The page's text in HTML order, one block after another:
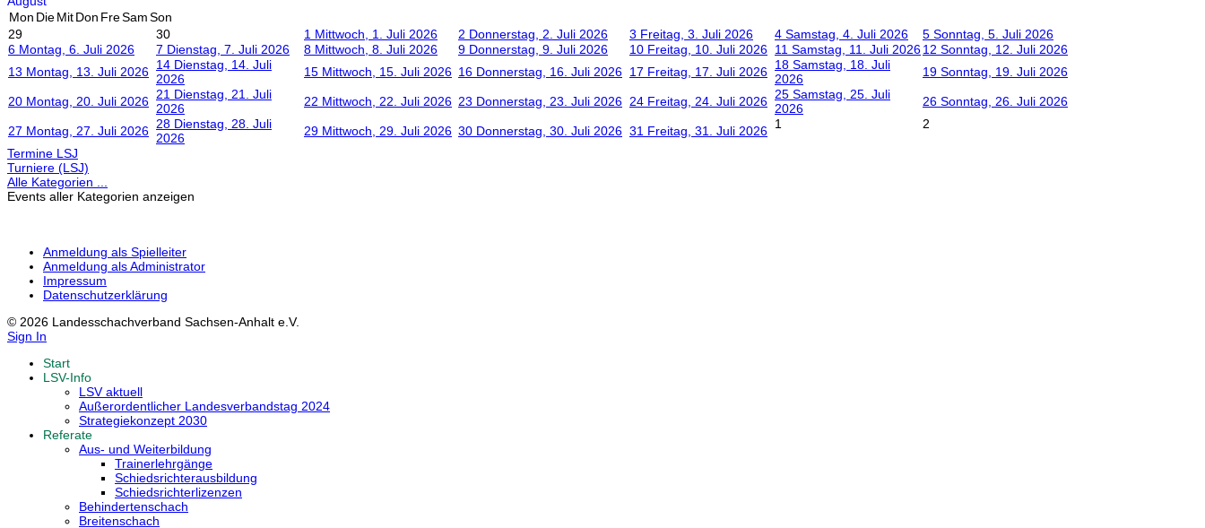
Mon DieMitDon FreSamSon
29
30 1 Mittwoch, 1. Juli 2026 2 Donnerstag, 2. Juli 2026 3 Freitag, 3. Juli 2026 4 Samstag, 4. Juli 2026 5 Sonntag, 5. Juli 2026
6 Montag, 6. Juli 2026 7 Dienstag, 7. Juli 2026 8 Mittwoch, 8. Juli 2026 9 Donnerstag, 9. Juli 2026 10 Freitag, 10. Juli 2026 11 Samstag, 11. Juli 202612 Sonntag, 12. Juli 2026
13 Montag, 13. Juli 2026 14 Dienstag, 14. Juli
2026
15 Mittwoch, 15. Juli 2026 16 Donnerstag, 16. Juli 2026 17 Freitag, 17. Juli 2026 18 Samstag, 18. Juli
2026
19 Sonntag, 19. Juli 2026
20 Montag, 20. Juli 2026 21 Dienstag, 21. Juli
2026
22 Mittwoch, 22. Juli 2026 23 Donnerstag, 23. Juli 2026 24 Freitag, 24. Juli 2026 25 Samstag, 25. Juli
2026
26 Sonntag, 26. Juli 2026
27 Montag, 27. Juli 2026 28 Dienstag, 28. Juli
2026
29 Mittwoch, 29. Juli 2026 30 Donnerstag, 30. Juli 2026 31 Freitag, 31. Juli 2026 1 2
Termine LSJ
Turniere (LSJ)
Alle Kategorien ...
Events aller Kategorien anzeigen
Anmeldung als Spielleiter
Anmeldung als Administrator
Impressum
Datenschutzerklärung
© 2026 Landesschachverband Sachsen-Anhalt e.V.
Sign In
Start
LSV-Info
LSV aktuell
Außerordentlicher Landesverbandstag 2024
Strategiekonzept 2030
Referate
Aus- und Weiterbildung
Trainerlehrgänge
Schiedsrichterausbildung
Schiedsrichterlizenzen
Behindertenschach
Breitenschach